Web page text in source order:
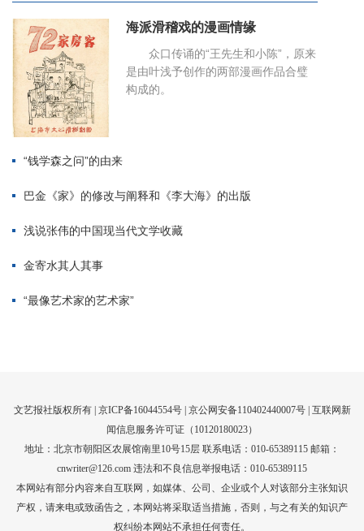
文艺报社版权所有 | 京ICP备16044554号| 京公网安备110402440007号 | 互联网新
闻信息服务许可证（10120180023）
地址：北京市朝阳区农展馆南里10号15层 联系电话：010-65389115 邮箱：
cnwriter@126.com 违法和不良信息举报电话：010-65389115
本网站有部分内容来自互联网，如媒体、公司、企业或个人对该部分主张知识
产权，请来电或致函告之，本网站将采取适当措施，否则，与之有关的知识产
权纠纷本网站不承担任何责任。